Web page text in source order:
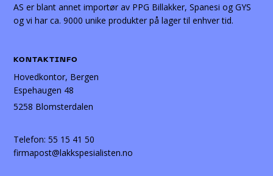
AS er blant annet importør av PPG Billakker, Spanesi og GYS
og vi har ca. 9000 unike produkter på lager til enhver tid.
KONTAKTINFO
Hovedkontor, Bergen
Espehaugen 48
5258 Blomsterdalen
Telefon:55 15 41 50
firmapost@lakkspesialisten.no